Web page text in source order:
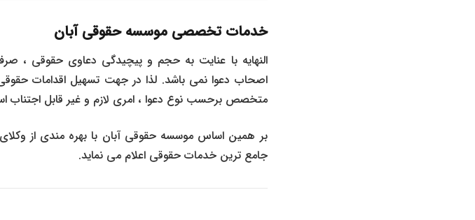
خدمات تخصصی موسسه حقوقی آبان
النهایه با عنایت به حجم و پیچیدگی دعاوی حقوقی
اصحاب دعوا نمی باشد. لذا در جهت تسهیل اقدامات
متخصص برحسب نوع دعوا ، امری لازم و غیر قابل اجتناب
بر همین اساس موسسه حقوقی آبان با بهره مندی از
جامع ترین خدمات حقوقی اعلام می نماید.